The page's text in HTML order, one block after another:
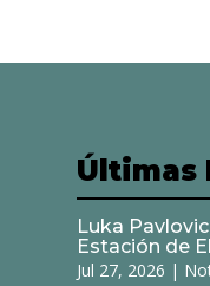
Últimas
Luka
Estación de
Jul 27, 2026 |